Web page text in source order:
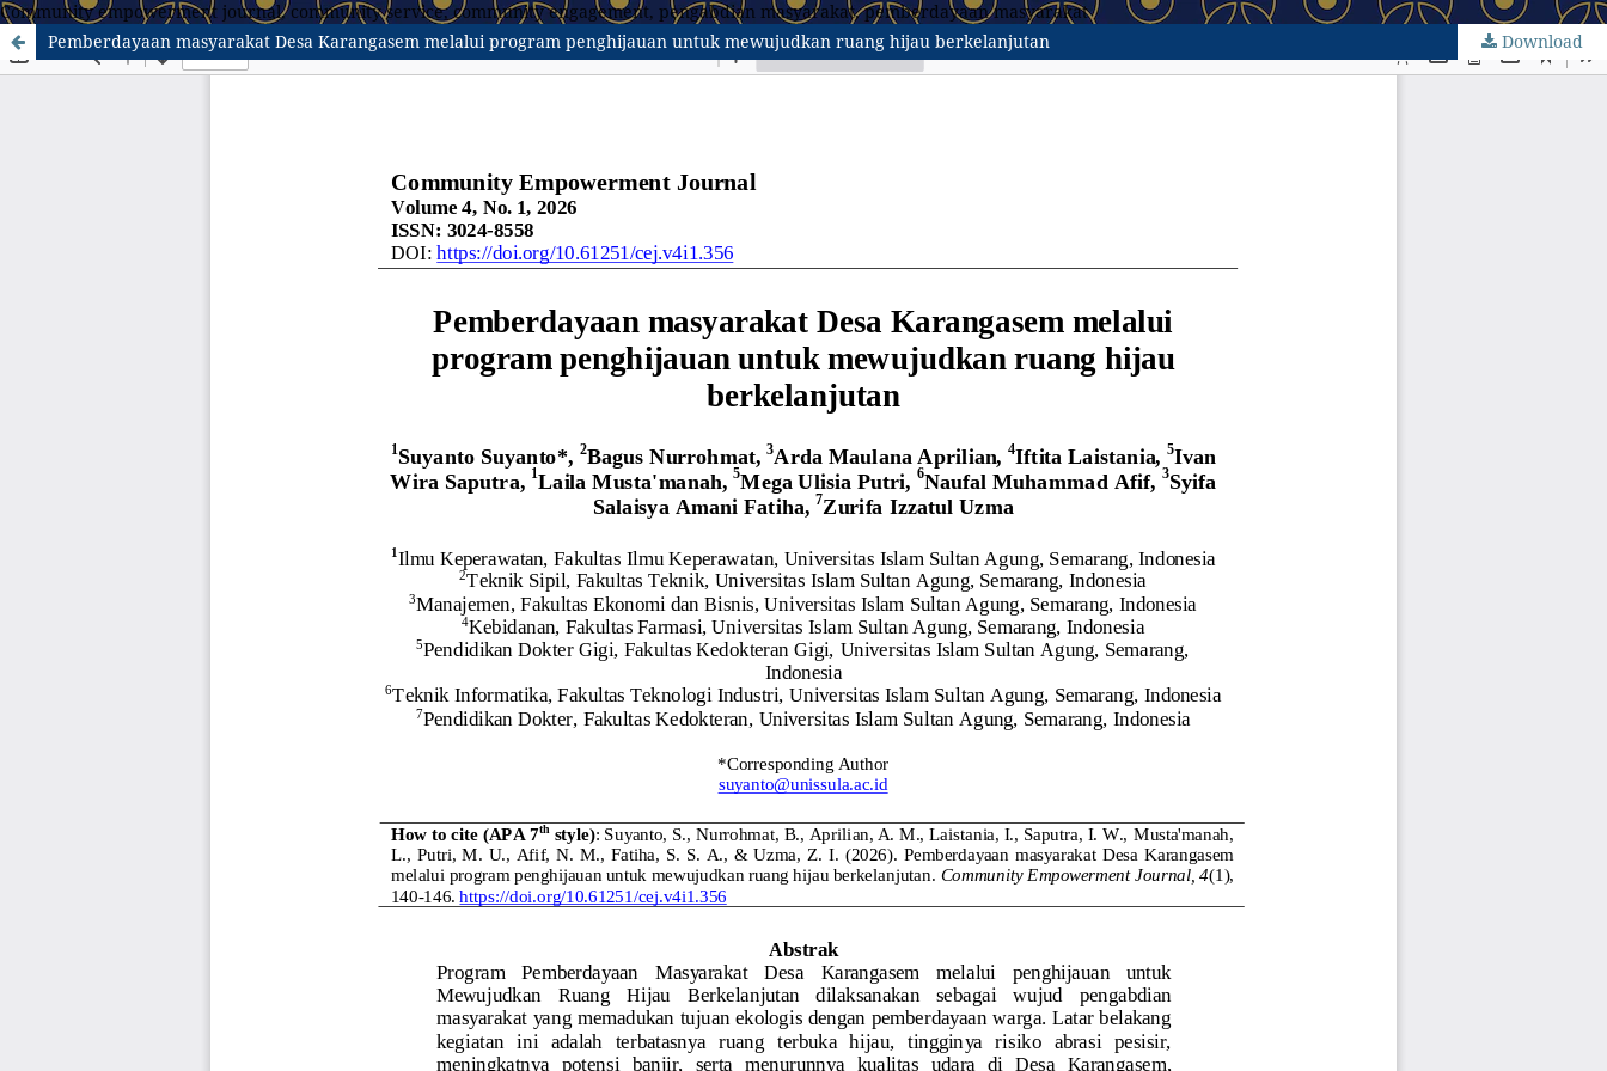
Community empowerment journal, community service, community engagement, pengabdian masyarakat, pemberdayaan masyarakat
Pemberdayaan masyarakat Desa Karangasem melalui program penghijauan untuk mewujudkan ruang hijau berkelanjutan
Download